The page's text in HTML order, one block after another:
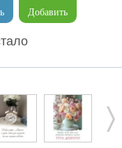
Добавить